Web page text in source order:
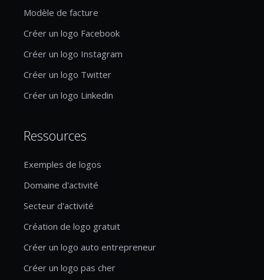
Modèle de facture
Créer un logo Facebook
Créer un logo Instagram
Créer un logo Twitter
Créer un logo Linkedin
Ressources
Exemples de logos
Domaine d'activité
Secteur d'activité
Création de logo gratuit
Créer un logo auto entrepreneur
Créer un logo pas cher